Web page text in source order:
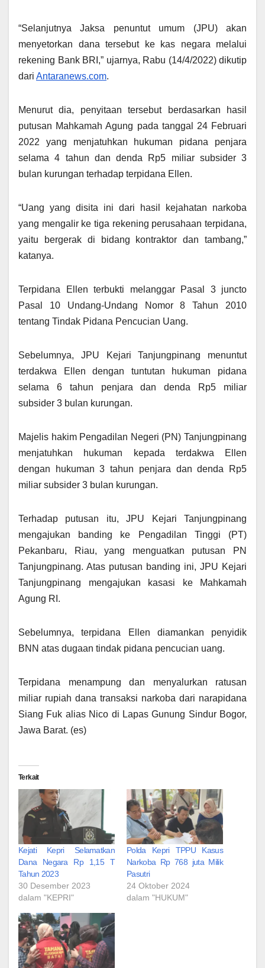
“Selanjutnya Jaksa penuntut umum (JPU) akan
menyetorkan dana tersebut ke kas negara melalui
rekening Bank BRI,” ujarnya, Rabu (14/4/2022) dikutip
dari Antaranews.com.
Menurut dia, penyitaan tersebut berdasarkan hasil
putusan Mahkamah Agung pada tanggal 24 Februari
2022 yang menjatuhkan hukuman pidana penjara
selama 4 tahun dan denda Rp5 miliar subsider 3
bulan kurungan terhadap terpidana Ellen.
“Uang yang disita ini dari hasil kejahatan narkoba
yang mengalir ke tiga rekening perusahaan terpidana,
yaitu bergerak di bidang kontraktor dan tambang,”
katanya.
Terpidana Ellen terbukti melanggar Pasal 3 juncto
Pasal 10 Undang-Undang Nomor 8 Tahun 2010
tentang Tindak Pidana Pencucian Uang.
Sebelumnya, JPU Kejari Tanjungpinang menuntut
terdakwa Ellen dengan tuntutan hukuman pidana
selama 6 tahun penjara dan denda Rp5 miliar
subsider 3 bulan kurungan.
Majelis hakim Pengadilan Negeri (PN) Tanjungpinang
menjatuhkan hukuman kepada terdakwa Ellen
dengan hukuman 3 tahun penjara dan denda Rp5
miliar subsider 3 bulan kurungan.
Terhadap putusan itu, JPU Kejari Tanjungpinang
mengajukan banding ke Pengadilan Tinggi (PT)
Pekanbaru, Riau, yang menguatkan putusan PN
Tanjungpinang. Atas putusan banding ini, JPU Kejari
Tanjungpinang mengajukan kasasi ke Mahkamah
Agung RI.
Sebelumnya, terpidana Ellen diamankan penyidik
BNN atas dugaan tindak pidana pencucian uang.
Terpidana menampung dan menyalurkan ratusan
miliar rupiah dana transaksi narkoba dari narapidana
Siang Fuk alias Nico di Lapas Gunung Sindur Bogor,
Jawa Barat. (es)
Terkait
Kejati Kepri Selamatkan
Dana Negara Rp 1,15 T
Tahun 2023
30 Desember 2023
dalam "KEPRI"
Polda Kepri TPPU Kasus
Narkoba Rp 768 juta Milik
Pasutri
24 Oktober 2024
dalam "HUKUM"